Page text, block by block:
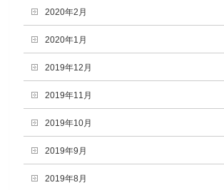
2020年2月
2020年1月
2019年12月
2019年11月
2019年10月
2019年9月
2019年8月